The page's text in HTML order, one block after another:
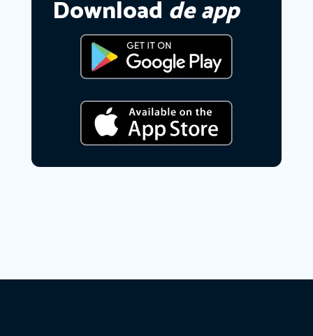
Download de app